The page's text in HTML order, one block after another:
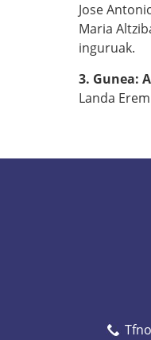
Jose
Maria
inguruak.
3. Gunea:
Landa